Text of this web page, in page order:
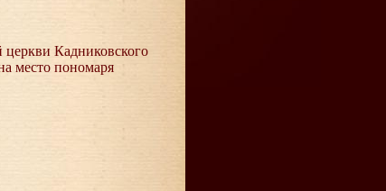
Кадниковского
место пономаря